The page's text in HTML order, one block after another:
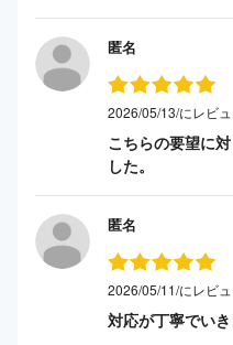
匿名
2026/05/13/にレビ
こちらの要望に
した。
匿名
2026/05/11/にレビ
対応が丁寧でいき